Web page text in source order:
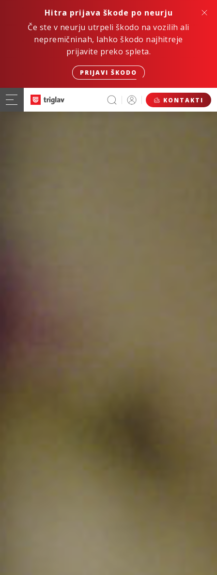
Hitra prijava škode po neurju
Če ste v neurju utrpeli škodo na vozilih ali
nepremičninah, lahko škodo najhitreje
prijavite preko spleta.
PRIJAVI ŠKODO
KONTAKTI